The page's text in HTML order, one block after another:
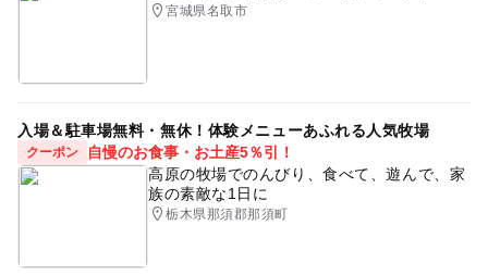
宮城県名取市
入場＆駐車場無料・無休！体験メニューあふれる人気牧場
クーポン
自慢のお食事・お土産5％引！
高原の牧場でのんびり、食べて、遊んで、家
族の素敵な1日に
栃木県那須郡那須町